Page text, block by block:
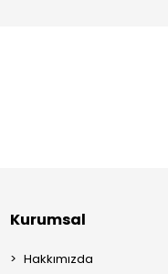
Kurumsal
Hakkımızda